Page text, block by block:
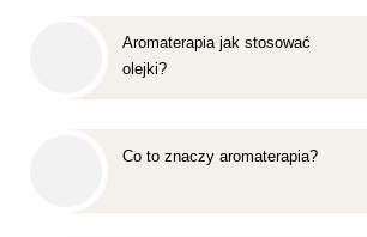
Aromaterapia jak stosować
olejki?
Co to znaczy aromaterapia?